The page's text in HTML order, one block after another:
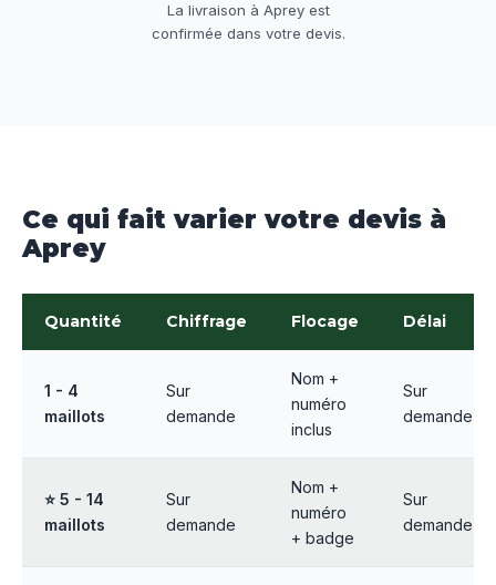
La livraison à Aprey est
confirmée dans votre devis.
Ce qui fait varier votre devis à
Aprey
Quantité Chiffrage Flocage Délai
1 - 4
maillots
Sur
demande
Nom +
numéro
inclus
Sur
demande
⭐ 5 - 14
maillots
Sur
demande
Nom +
numéro
+ badge
Sur
demande